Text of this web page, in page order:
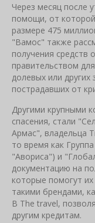
Через месяц после
помощи, от
размере 475
"Вамос" также
получения средств
правительством
долевых или
пострадавших от
Другими крупными
спасения, стали
Армас", владельца
то время как
"Авориса") и
документацию на
которые помогут их
такими брендами,
B The travel,
другим кредитам.